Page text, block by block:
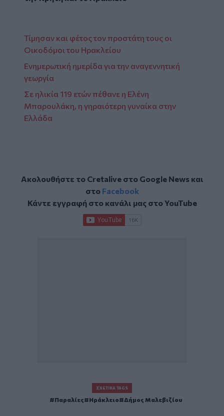
Τίμησαν και φέτος τον προστάτη τους οι
Οικοδόμοι του Ηρακλείου
Ενημερωτική ημερίδα για την αναγεννητική
γεωργία
Σε ηλικία 119 ετών πέθανε η Ελένη
Μπαρουλάκη, η γηραιότερη γυναίκα στην
Ελλάδα
Ακολουθήστε το Cretalive στο Google Newsκαι
στο Facebook
Κάντε εγγραφή στο κανάλι μας στοYouTube
ΣΧΕΤΙΚΆ TAGS
Παραλίες Ηράκλειο Δήμος Μαλεβιζίου